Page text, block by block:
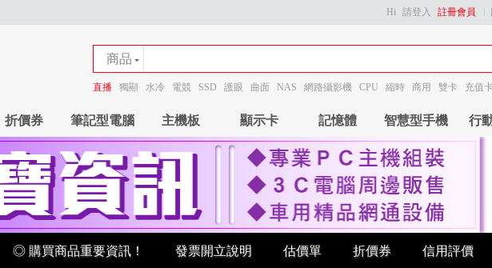
Hi 請登入 註冊會員
商品
商店
直播 獨顯 水冷 電競 SSD 護眼 曲面 NAS 網路攝影機 CPU 縮時 商用 雙卡 充值
折價券 筆記型電腦 主機板 顯示卡 記憶體 智慧型手機 行
◎ 購買商品重要資訊！ 發票開立說明 估價單 折價券 信用評價